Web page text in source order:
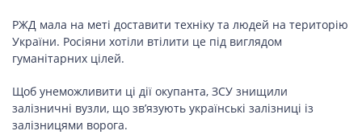
РЖД мала на меті доставити техніку та людей на територію
України. Росіяни хотіли втілити це під виглядом
гуманітарних цілей.
Щоб унеможливити ці дії окупанта, ЗСУ знищили
залізничні вузли, що зв’язують українські залізниці із
залізницями ворога.